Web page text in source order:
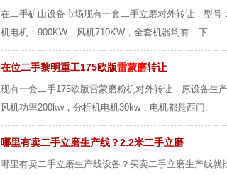
在二手矿山设备市场现有一套二手立磨对外转让，型
机电机：900KW，风机710KW，全套机器均有，下.
在位二手黎明重工175欧版雷蒙磨转让
现有一套二手175欧版雷蒙磨粉机对外转让，原设备生
风机功率200kw，分析机电机30kw，电机都是西门.
哪里有卖二手立磨生产线？2.2米二手立磨
哪里有卖二手立磨生产线设备？买卖二手立磨生产线